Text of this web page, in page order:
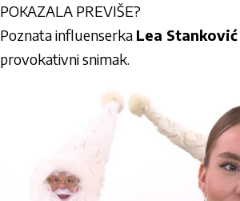
POKAZALA PREVIŠE?
Poznata influenserka Lea Stanković
provokativni snimak.